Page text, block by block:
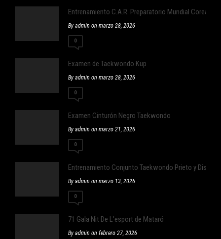
Entrenamiento C.A.R. Preparatorio Mundial Corea
By admin on marzo 28, 2026
0
Examen de Taekwondo Kup
By admin on marzo 28, 2026
0
Examen Cinturón Negro Taekwondo
By admin on marzo 21, 2026
0
Entrenamiento Conjunto Taekwondo Prieto y Distrito
By admin on marzo 13, 2026
0
71 Gala Nit De L’esport de Mataró
By admin on febrero 27, 2026